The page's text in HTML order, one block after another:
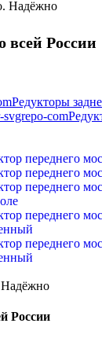
Надёжно
всей России
Редукторы
переднего
переднего
переднего
переднего
переднего
России